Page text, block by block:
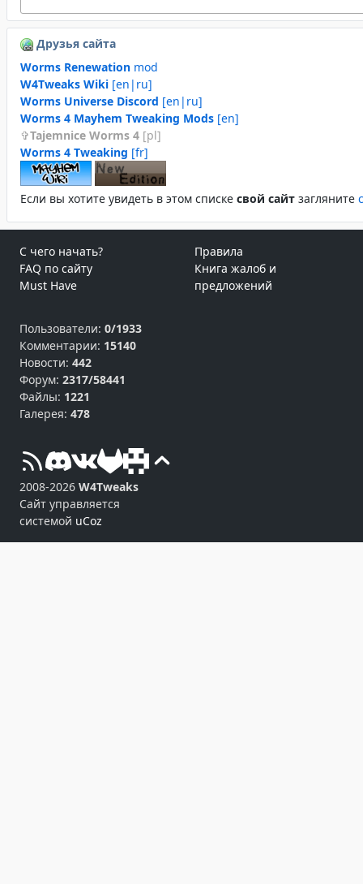
Друзья сайта
Worms Renewation mod
W4Tweaks Wiki [en|ru]
Worms Universe Discord [en|ru]
Worms 4 Mayhem Tweaking Mods [en]
Tajemnice Worms 4 [pl]
Worms 4 Tweaking [fr]
Если вы хотите увидеть в этом спиcке свой сайт загляните
С чего начать?
FAQ по сайту
Must Have
Правила
Книга жалоб и
предложений
Пользователи: 0/1933
Комментарии: 15140
Новости: 442
Форум: 2317/58441
Файлы: 1221
Галерея: 478
2008-2026 W4Tweaks
Сайт управляется
системой uCoz